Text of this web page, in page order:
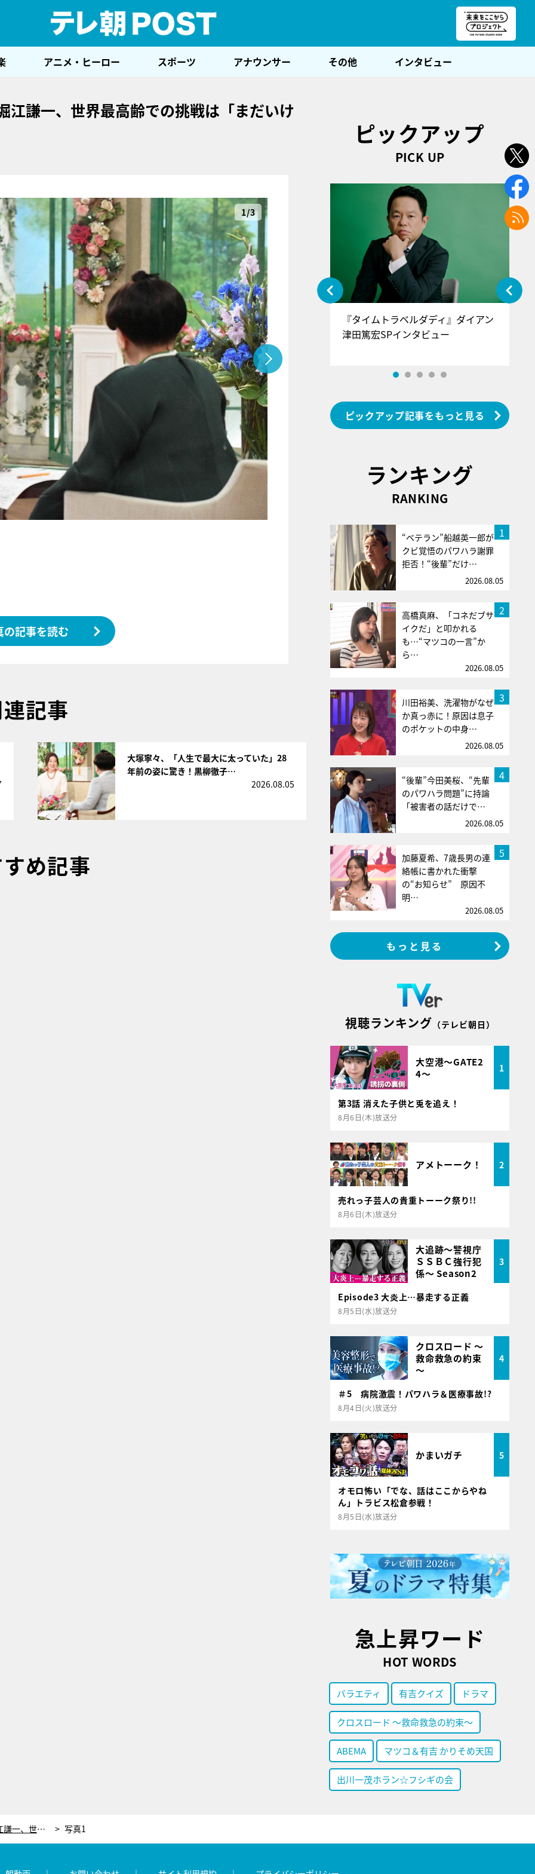
アニメ・ヒーロー スポーツ アナウンサー その他 インタビュー
江謙一、世界最高齢での挑戦は「まだいけ
1/3
の記事を読む
記事
大塚寧々、「人生で最大に太っていた」28
年前の姿に驚き！黒柳徹子…
2026.08.05
め記事
ピックアップ
PICK UP
『アイ＝ラブ！げーみんぐ』＝LOV
E齋藤樹愛羅＆佐々木舞香SPインタ
ビュー
『タイムトラベルダディ』ダイアン
津田篤宏SPインタビュー
ピックアップ記事をもっと見る
ランキング
RANKING
1
“ベテラン”船越英一郎が
クビ覚悟のパワハラ謝罪
拒否！“後輩”だけ…
2026.08.05
2
高橋真麻、「コネだブサ
イクだ」と叩かれる
も…“マツコの一言”か
ら…
2026.08.05
3
川田裕美、洗濯物がなぜ
か真っ赤に！原因は息子
のポケットの中身…
2026.08.05
4
“後輩”今田美桜、“先輩
のパワハラ問題”に持論
「被害者の話だけで…
2026.08.05
5
加藤夏希、7歳長男の連
絡帳に書かれた衝撃
の“お知らせ” 原因不
明…
2026.08.05
もっと見る
視聴ランキング （テレビ朝日）
大空港～GATE2
4～
1
第3話 消えた子供と兎を追え！
8月6日(木)放送分
アメトーーク！ 2
売れっ子芸人の貴重トーーク祭り!!
8月6日(木)放送分
大追跡～警視庁
ＳＳＢＣ強行犯
係～ Season2
3
Episode3 大炎上…暴走する正義
8月5日(水)放送分
クロスロード ～
救命救急の約束
～
4
＃5 病院激震！パワハラ＆医療事故!?
8月4日(火)放送分
かまいガチ 5
オモロ怖い「でな、話はここからやね
ん」トラビス松倉参戦！
8月5日(水)放送分
急上昇ワード
HOT WORDS
バラエティ 有吉クイズ ドラマ
クロスロード ～救命救急の約束～
ABEMA マツコ＆有吉 かりそめ天国
出川一茂ホラン☆フシギの会
83歳で偉業達成！海洋冒険家・堀江謙一、世界最高齢での挑戦は「まだいけるかもしれない！」 写真1